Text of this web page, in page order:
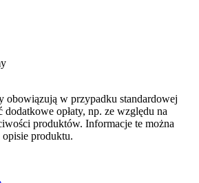
obowiązują w przypadku standardowej
opłaty, np. ze względu na
produktów. Informacje te można
produktu.